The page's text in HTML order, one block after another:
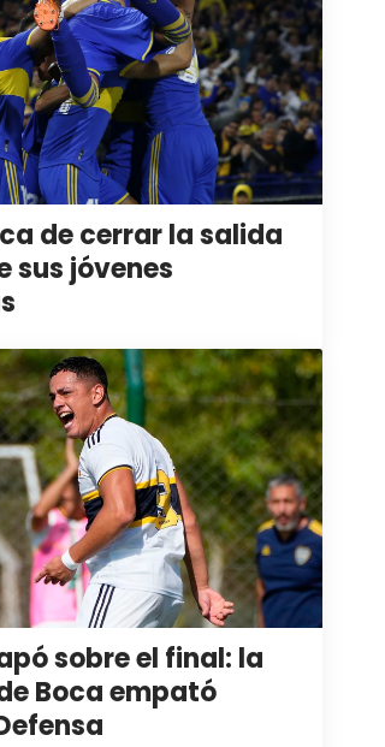
de cerrar la salida
sus jóvenes
sobre el final: la
Boca empató